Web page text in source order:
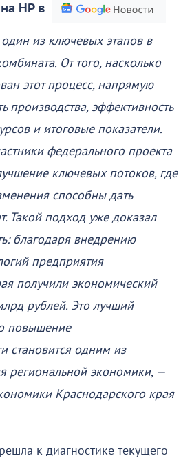
НР в
из ключевых этапов в
От того, насколько
этот процесс, напрямую
производства, эффективность
и итоговые показатели.
федерального проекта
ключевых потоков, где
способны дать
Такой подход уже доказал
благодаря внедрению
предприятия
получили экономический
рублей. Это лучший
повышение
становится одним из
региональной экономики, —
Краснодарского края
к диагностике текущего